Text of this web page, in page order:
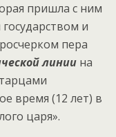
пришла с ним
и
пера
линии на
время (12 лет) в
царя».